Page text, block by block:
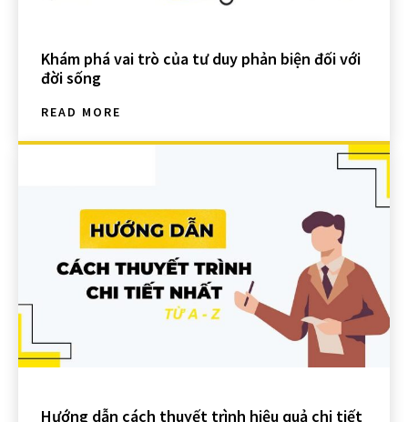
Khám phá vai trò của tư duy phản biện đối với
đời sống
READ MORE
Hướng dẫn cách thuyết trình hiệu quả chi tiết